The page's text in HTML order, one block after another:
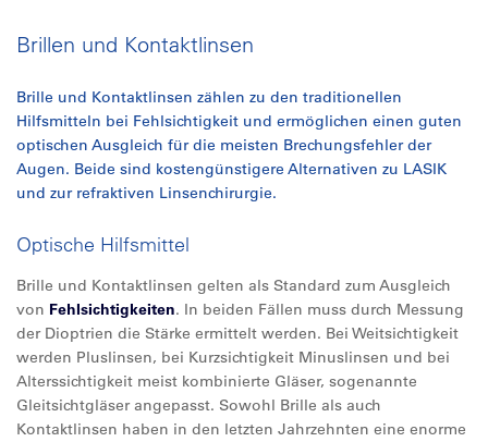
Brillen und Kontaktlinsen
Brille und Kontaktlinsen zählen zu den traditionellen
Hilfsmitteln bei Fehlsichtigkeit und ermöglichen einen guten
optischen Ausgleich für die meisten Brechungsfehler der
Augen. Beide sind kostengünstigere Alternativen zu LASIK
und zur refraktiven Linsenchirurgie.
Optische Hilfsmittel
Brille und Kontaktlinsen gelten als Standard zum Ausgleich
von Fehlsichtigkeiten. In beiden Fällen muss durch Messung
der Dioptrien die Stärke ermittelt werden. Bei Weitsichtigkeit
werden Pluslinsen, bei Kurzsichtigkeit Minuslinsen und bei
Alterssichtigkeit meist kombinierte Gläser, sogenannte
Gleitsichtgläser angepasst. Sowohl Brille als auch
Kontaktlinsen haben in den letzten Jahrzehnten eine enorme